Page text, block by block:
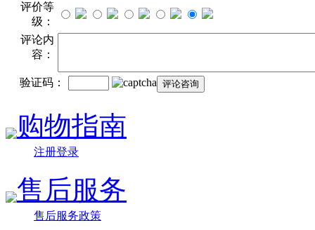
评价等
级：
评论内
容：
验证码：
购物指南
注册登录
售后服务
售后服务政策